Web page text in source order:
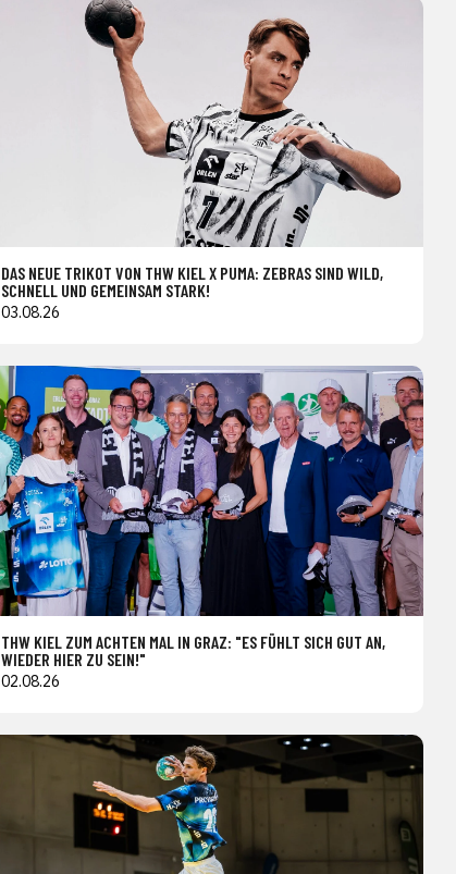
DAS NEUE TRIKOT VON THW KIEL X PUMA: ZEBRAS SIND WILD,
SCHNELL UND GEMEINSAM STARK!
03.08.26
THW KIEL ZUM ACHTEN MAL IN GRAZ: "ES FÜHLT SICH GUT AN,
WIEDER HIER ZU SEIN!"
02.08.26